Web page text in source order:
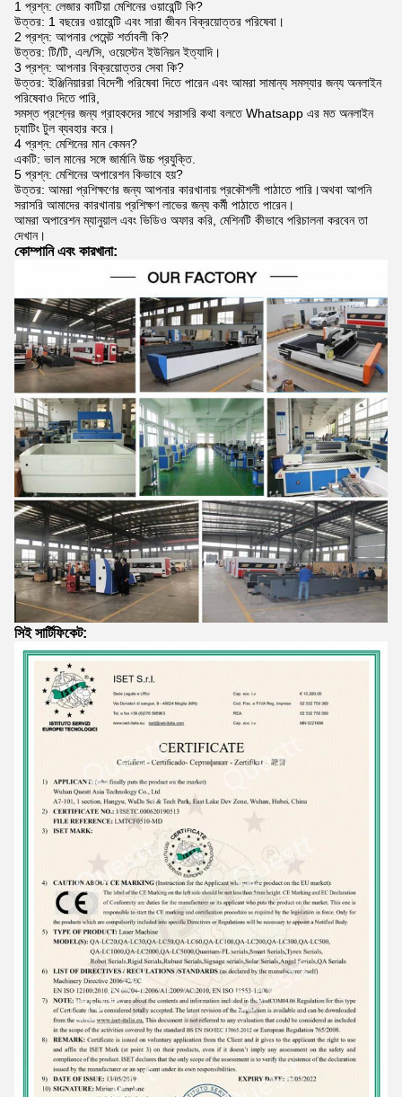
1 প্রশ্ন: লেজার কাটিয়া মেশিনের ওয়ারেন্টি কি?
উত্তর: 1 বছরের ওয়ারেন্টি এবং সারা জীবন বিক্রয়োত্তর পরিষেবা।
2 প্রশ্ন: আপনার পেমেন্ট শর্তাবলী কি?
উত্তর: টি/টি, এল/সি, ওয়েস্টেন ইউনিয়ন ইত্যাদি।
3 প্রশ্ন: আপনার বিক্রয়োত্তর সেবা কি?
উত্তর: ইঞ্জিনিয়াররা বিদেশী পরিষেবা দিতে পারেন এবং আমরা সামান্য সমস্যার জন্য অনলাইন
পরিষেবাও দিতে পারি,
সমস্ত প্রশ্নের জন্য গ্রাহকদের সাথে সরাসরি কথা বলতে Whatsapp এর মত অনলাইন
চ্যাটিং টুল ব্যবহার করে।
4 প্রশ্ন: মেশিনের মান কেমন?
একটি: ভাল মানের সঙ্গে জার্মানি উচ্চ প্রযুক্তি.
5 প্রশ্ন: মেশিনের অপারেশন কিভাবে হয়?
উত্তর: আমরা প্রশিক্ষণের জন্য আপনার কারখানায় প্রকৌশলী পাঠাতে পারি।অথবা আপনি
সরাসরি আমাদের কারখানায় প্রশিক্ষণ লাভের জন্য কর্মী পাঠাতে পারেন।
আমরা অপারেশন ম্যানুয়াল এবং ভিডিও অফার করি, মেশিনটি কীভাবে পরিচালনা করবেন তা
দেখান।
কোম্পানি এবং কারখানা:
সিই সার্টিফিকেট: